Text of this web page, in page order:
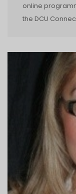
online
the DCU